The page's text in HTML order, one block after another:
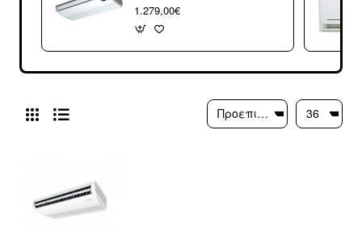
18HRFN1-QRC8
18000 btu A++/A (3
άτοκες δόσεις)
1.279,00€